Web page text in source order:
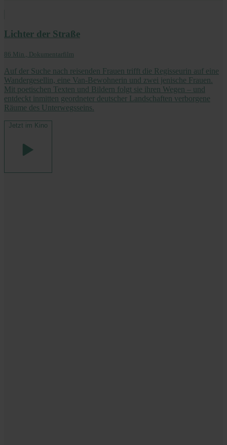
Lichter der Straße
86 Min., Dokumentarfilm
Auf der Suche nach reisenden Frauen trifft die Regisseurin auf eine
Wandergesellin, eine Van-Bewohnerin und zwei jenische Frauen.
Mit poetischen Texten und Bildern folgt sie ihren Wegen – und
entdeckt inmitten geordneter deutscher Landschaften verborgene
Räume des Unterwegsseins.
Jetzt im Kino